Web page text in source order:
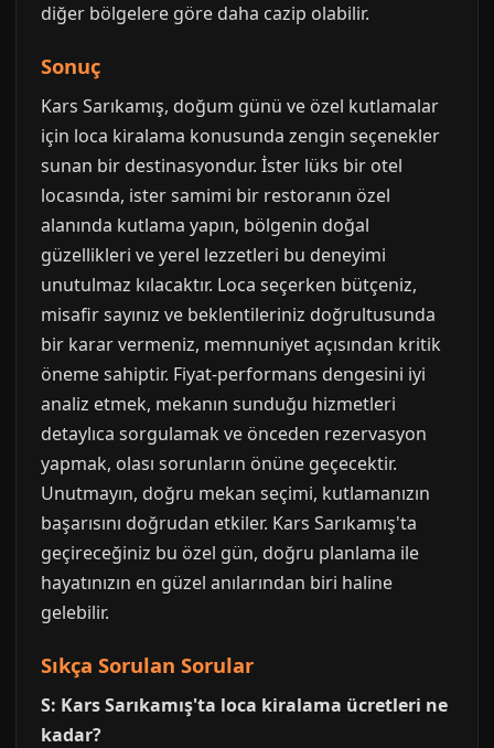
diğer bölgelere göre daha cazip olabilir.
Sonuç
Kars Sarıkamış, doğum günü ve özel kutlamalar
için loca kiralama konusunda zengin seçenekler
sunan bir destinasyondur. İster lüks bir otel
locasında, ister samimi bir restoranın özel
alanında kutlama yapın, bölgenin doğal
güzellikleri ve yerel lezzetleri bu deneyimi
unutulmaz kılacaktır. Loca seçerken bütçeniz,
misafir sayınız ve beklentileriniz doğrultusunda
bir karar vermeniz, memnuniyet açısından kritik
öneme sahiptir. Fiyat-performans dengesini iyi
analiz etmek, mekanın sunduğu hizmetleri
detaylıca sorgulamak ve önceden rezervasyon
yapmak, olası sorunların önüne geçecektir.
Unutmayın, doğru mekan seçimi, kutlamanızın
başarısını doğrudan etkiler. Kars Sarıkamış'ta
geçireceğiniz bu özel gün, doğru planlama ile
hayatınızın en güzel anılarından biri haline
gelebilir.
Sıkça Sorulan Sorular
S: Kars Sarıkamış'ta loca kiralama ücretleri ne
kadar?